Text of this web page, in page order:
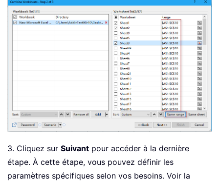
3. Cliquez sur Suivant pour accéder à la dernière
étape. À cette étape, vous pouvez définir les
paramètres spécifiques selon vos besoins. Voir la